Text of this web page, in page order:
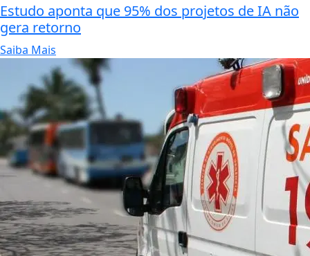
Estudo aponta que 95% dos projetos de IA não
gera retorno
Saiba Mais